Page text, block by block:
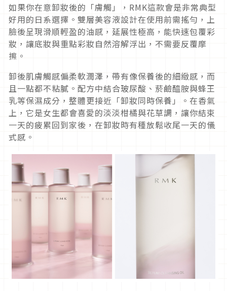
如果你在意卸妝後的「膚觸」， RMK這款會是非常典型
好用的日系選擇。雙層美容液設計在使用前需搖勻，上
臉後呈現滑順輕盈的油感， 延展性極高，能快速包覆彩
妝，讓底妝與重點彩妝自然溶解浮出， 不需要反覆摩
擦。
卸後肌膚觸感偏柔軟潤澤，帶有像保養後的細緻感，而
且一點都不粘膩。 配方中結合玻尿酸、菸鹼醯胺與蜂王
乳等保濕成分，整體更接近「卸妝同時保養」。在香氣
上，它是女生都會喜愛的淡淡柑橘與花草調，讓你結束
一天的疲累回到家後，在卸妝時有種放鬆收尾一天的儀
式感。